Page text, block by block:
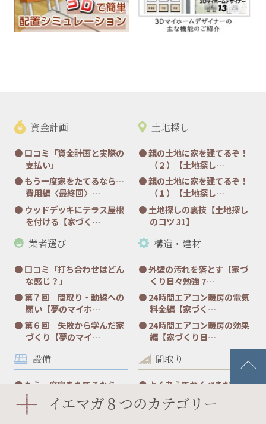
資金計画
口コミ「資金計画と実際の
支払い」
もう一度家をたてるなら…
費用編〈最終回〉…
ウッドデッキにテラス屋根
を付ける【家づく…
土地探し
親の土地に家を建てるぞ！
（２）【土地探し…
親の土地に家を建てるぞ！
（１）【土地探し…
土地探しの裏技【土地探し
のコツ 31】
業者選び
口コミ「打ち合わせはどん
な感じ？」
第７回 間取り・動線への
願い【夢のマイホ…
第６回 失敗から学んだ家
づくり【夢のマイ…
構造・建材
外壁の汚れを落とす【家づ
くり日々勉強 7…
24時間エアコン暖房の電気
料金編【家づく…
24時間エアコン暖房の効果
編【家づくり日…
設備
もう一度家をたてるなら…
流行の変化編【家…
もう一度家を建てるなら…
間取り
よく考えておくべきだった
こと２点【家づく…
全記事からベスト３発表！
イエマガ８つのカテゴリー